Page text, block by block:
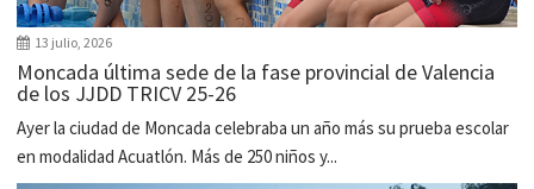
13 julio, 2026
Moncada última sede de la fase provincial de Valencia
de los JJDD TRICV 25-26
Ayer la ciudad de Moncada celebraba un año más su prueba escolar
en modalidad Acuatlón. Más de 250 niños y...